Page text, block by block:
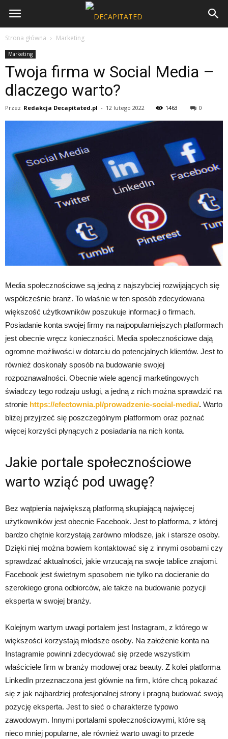
Strona główna Marketing
Marketing
Twoja firma w Social Media –
dlaczego warto?
Przez Redakcja Decapitated.pl - 12 lutego 2022 1463 0
Media społecznościowe są jedną z najszybciej rozwijających się
współcześnie branż. To właśnie w ten sposób zdecydowana
większość użytkowników poszukuje informacji o firmach.
Posiadanie konta swojej firmy na najpopularniejszych platformach
jest obecnie wręcz konieczności. Media społecznościowe dają
ogromne możliwości w dotarciu do potencjalnych klientów. Jest to
również doskonały sposób na budowanie swojej
rozpoznawalności. Obecnie wiele agencji marketingowych
świadczy tego rodzaju usługi, a jedną z nich można sprawdzić na
stronie https://efectownia.pl/prowadzenie-social-media/. Warto
bliżej przyjrzeć się poszczególnym platformom oraz poznać
więcej korzyści płynących z posiadania na nich konta.
Jakie portale społecznościowe
warto wziąć pod uwagę?
Bez wątpienia największą platformą skupiającą najwięcej
użytkowników jest obecnie Facebook. Jest to platforma, z której
bardzo chętnie korzystają zarówno młodsze, jak i starsze osoby.
Dzięki niej można bowiem kontaktować się z innymi osobami czy
sprawdzać aktualności, jakie wrzucają na swoje tablice znajomi.
Facebook jest świetnym sposobem nie tylko na docieranie do
szerokiego grona odbiorców, ale także na budowanie pozycji
eksperta w swojej branży.
Kolejnym wartym uwagi portalem jest Instagram, z którego w
większości korzystają młodsze osoby. Na założenie konta na
Instagramie powinni zdecydować się przede wszystkim
właściciele firm w branży modowej oraz beauty. Z kolei platforma
LinkedIn przeznaczona jest głównie na firm, które chcą pokazać
się z jak najbardziej profesjonalnej strony i pragną budować swoją
pozycję eksperta. Jest to sieć o charakterze typowo
zawodowym. Innymi portalami społecznościowymi, które są
nieco mniej popularne, ale również warto uwagi to przede